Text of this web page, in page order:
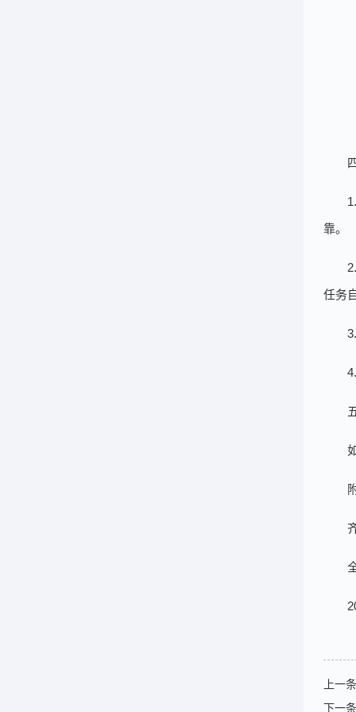
靠。
任务
上一
下一